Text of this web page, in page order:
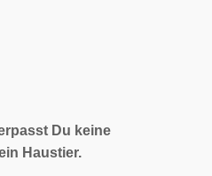
Du keine
Haustier.